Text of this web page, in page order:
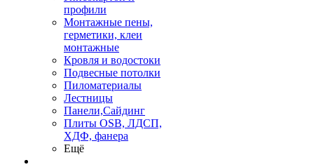
профили
Монтажные пены,
герметики, клеи
монтажные
Кровля и водостоки
Подвесные потолки
Пиломатериалы
Лестницы
Панели,Сайдинг
Плиты OSB, ЛДСП,
ХДФ, фанера
Ещё